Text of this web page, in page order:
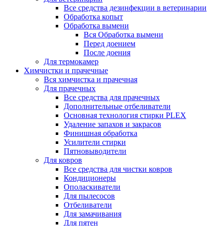
Все средства дезинфекции в ветеринарии
Обработка копыт
Обработка вымени
Вся Обработка вымени
Перед доением
После доения
Для термокамер
Химчистки и прачечные
Вся химчистка и прачечная
Для прачечных
Все средства для прачечных
Дополнительные отбеливатели
Основная технология стирки PLEX
Удаление запахов и закрасов
Финишная обработка
Усилители стирки
Пятновыводители
Для ковров
Все средства для чистки ковров
Кондиционеры
Ополаскиватели
Для пылесосов
Отбеливатели
Для замачивания
Для пятен